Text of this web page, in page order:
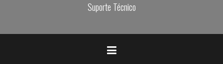
Suporte Técnico